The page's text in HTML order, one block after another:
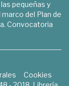
pequeñas y
del Plan de
Convocatoria
Cookies